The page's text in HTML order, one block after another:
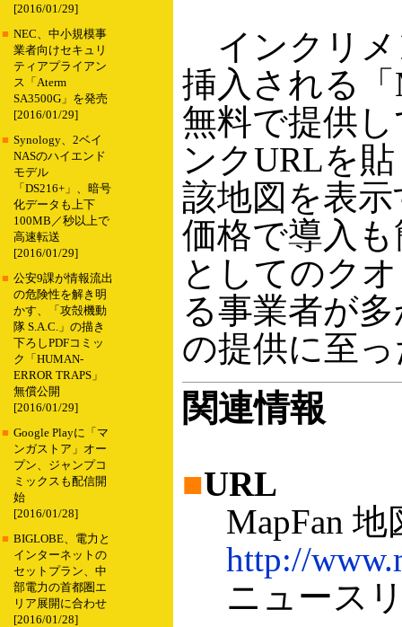
[2016/01/29]
■ NEC、中小規模事
業者向けセキュリ
ティアプライアン
ス「Aterm
SA3500G」を発売
[2016/01/29]
■ Synology、2ベイ
NASのハイエンド
モデル
「DS216+」、暗号
化データも上下
100MB／秒以上で
高速転送
[2016/01/29]
■ 公安9課が情報流出
の危険性を解き明
かす、「攻殻機動
隊 S.A.C.」の描き
下ろしPDFコミッ
ク「HUMAN-
ERROR TRAPS」
無償公開
[2016/01/29]
■ Google Playに「マ
ンガストア」オー
プン、ジャンプコ
ミックスも配信開
始
[2016/01/28]
■ BIGLOBE、電力と
インターネットの
セットプラン、中
部電力の首都圏エ
リア展開に合わせ
[2016/01/28]
インクリメ
挿入される「
無料で提供
ンクURLを
該地図を表
価格で導入
としてのク
る事業者が
の提供に至
関連情報
■URL
MapFan 地
http://
ニュースリ